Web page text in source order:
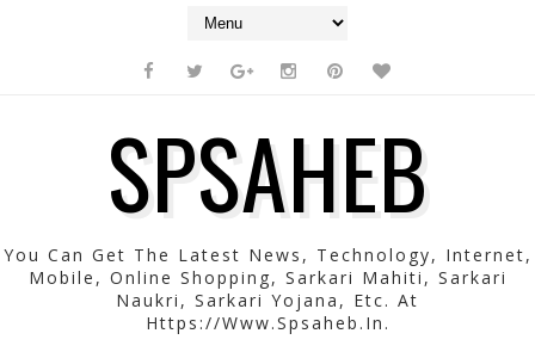
SPSAHEB
You Can Get The Latest News, Technology, Internet,
Mobile, Online Shopping, Sarkari Mahiti, Sarkari
Naukri, Sarkari Yojana, Etc. At
Https://www.spsaheb.in.